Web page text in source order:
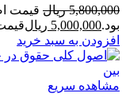
5,800,000 ریال
بود.5,000,000 ریالقیمت
افزودن به سبد خرید
مشاهده سریع